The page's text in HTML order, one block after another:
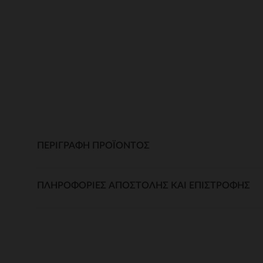
ΠΕΡΙΓΡΑΦΉ ΠΡΟΪΌΝΤΟΣ
ΠΛΗΡΟΦΟΡΊΕΣ ΑΠΟΣΤΟΛΉΣ ΚΑΙ ΕΠΙΣΤΡΟΦΉΣ